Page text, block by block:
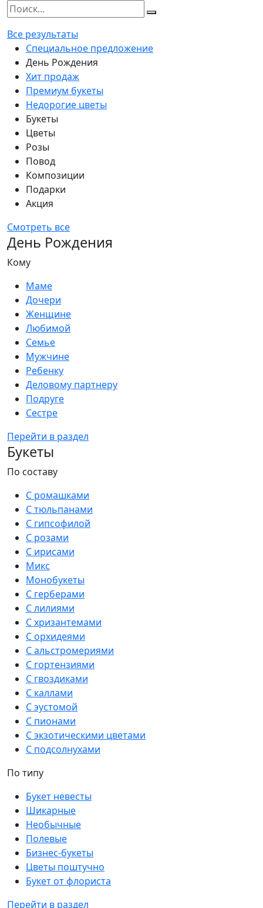
Все результаты
Специальное предложение
День Рождения
Хит продаж
Премиум букеты
Недорогие цветы
Букеты
Цветы
Розы
Повод
Композиции
Подарки
Акция
Смотреть все
День Рождения
Кому
Маме
Дочери
Женщине
Любимой
Семье
Мужчине
Ребенку
Деловому партнеру
Подруге
Сестре
Перейти в раздел
Букеты
По составу
С ромашками
С тюльпанами
С гипсофилой
С розами
С ирисами
Микс
Монобукеты
С герберами
С лилиями
С хризантемами
С орхидеями
С альстромериями
С гортензиями
С гвоздиками
С каллами
С эустомой
С пионами
С экзотическими цветами
С подсолнухами
По типу
Букет невесты
Шикарные
Необычные
Полевые
Бизнес-букеты
Цветы поштучно
Букет от флориста
Перейти в раздел